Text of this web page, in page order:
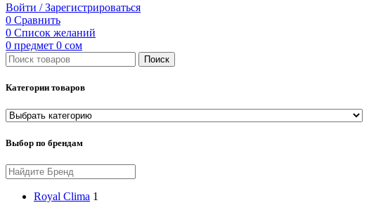
Войти / Зарегистрироваться
0 Сравнить
0 Список желаний
0 предмет 0 сом
Поиск
Категории товаров
Выбор по брендам
Royal Clima 1